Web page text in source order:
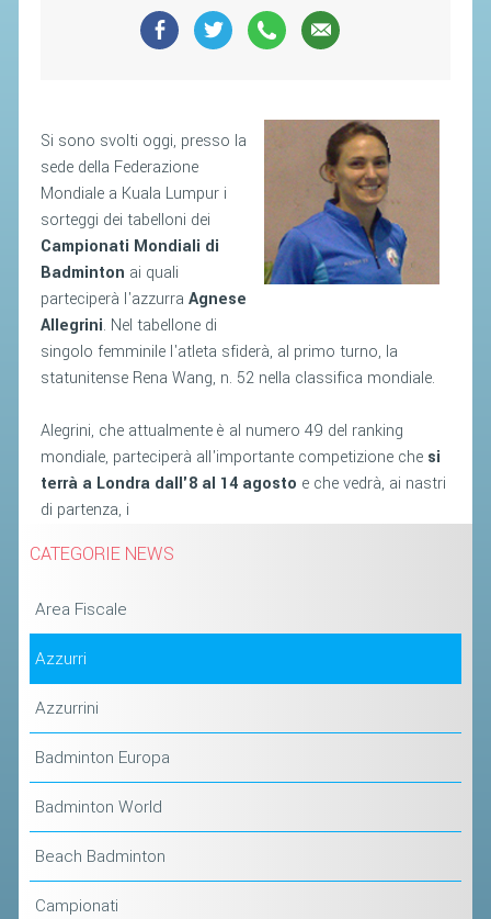
Si sono svolti oggi, presso la
sede della Federazione
Mondiale a Kuala Lumpur i
sorteggi dei tabelloni dei
Campionati Mondiali di
Badminton ai quali
parteciperà l'azzurra Agnese
Allegrini. Nel tabellone di
singolo femminile l'atleta sfiderà, al primo turno, la
statunitense Rena Wang, n. 52 nella classifica mondiale.
Alegrini, che attualmente è al numero 49 del ranking
mondiale, parteciperà all'importante competizione che si
terrà a Londra dall'8 al 14 agosto e che vedrà, ai nastri
di partenza, i
CATEGORIE NEWS
Area Fiscale
Azzurri
Azzurrini
Badminton Europa
Badminton World
Beach Badminton
Campionati
SEGRETERIA FEDERALE
CONTATTI
CIRCOLARI
RESPONSABILITÀ SOCIALE
SAFEGUARDING
RICHIESTA PATROCINIO
GIUSTIZIA FEDERALE
REGOLAMENTI
PROVVEDIMENTI
ORGANI DI GIUSTIZIA FEDERALE
MAGLIA AZZURRA
CENTRI TECNICI TERRITORIALI
TESSERAMENTO
AFFILIAZIONE E TESSERAMENTO